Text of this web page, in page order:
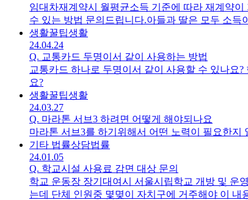
임대차재계약시 월평균소득 기준에 따라 재계약
수 있는 방법 문의드립니다.아들과 딸은 모두 소
로 계산될까요?또한 부모가 있는 외손자를 할머니
생활꿀팁생활
24.04.24
Q. 교통카드 두명이서 같이 사용하는 방법
교통카드 하나로 두명이서 같이 사용할 수 있나요
요?
생활꿀팁생활
24.03.27
Q. 마라톤 서브3 하려면 어떻게 해야되나요
마라톤 서브3를 하기위해서 어떤 노력이 필요한
기타 법률상담법률
24.01.05
Q. 학교시설 사용료 감면 대상 문의
학교 운동장 장기대여시 서울시립학교 개방 및 운영에 관한 조례 9조를 보면 학교가 소재한 자치구에 거주하
는데 단체 인원중 몇몆이 자치구에 거주해야 이 내